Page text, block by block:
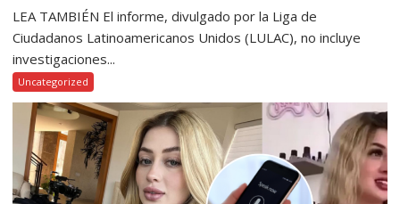
LEA TAMBIÉN El informe, divulgado por la Liga de
Ciudadanos Latinoamericanos Unidos (LULAC), no incluye
investigaciones...
Uncategorized